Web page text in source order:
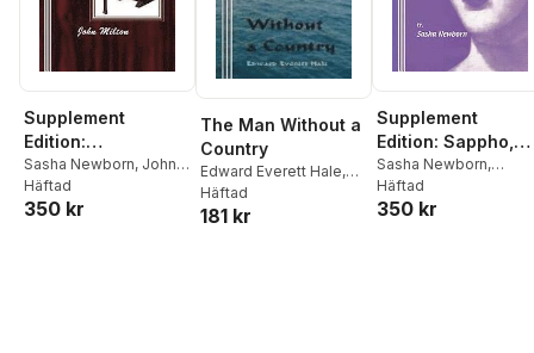
Supplement
Edition:
Areopagitica:
Freedom of the
Press
Sasha Newborn, John
Milton
Häftad
350 kr
The Man Without a
Country
Edward Everett Hale,
Sasha Newborn
Häftad
181 kr
Supplement
Edition: Sappho,
The Poems
Sasha Newborn,
Sappho Of Lesbos
Häftad
350 kr